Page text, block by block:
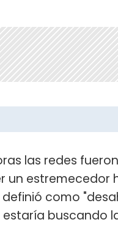
las redes
un estremecedor
como
estaría buscando